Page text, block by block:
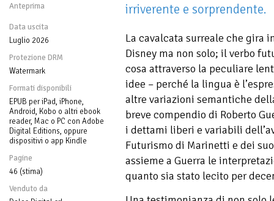
Anteprima
Data uscita
Luglio 2026
Protezione DRM
Watermark
Formati disponibili
EPUB per iPad, iPhone,
Android, Kobo o altri ebook
reader, Mac o PC con Adobe
Digital Editions, oppure
dispositivi o app Kindle
Pagine
46 (stima)
Venduto da
irriverente e sorprendente.
La cavalcata surreale che gira
Disney ma non solo; il verbo
cosa attraverso la peculiare
idee – perché la lingua è
altre variazioni semantiche
breve compendio di Roberto
i dettami liberi e variabili
Futurismo di Marinetti e dei
assieme a Guerra le
quanto sia stato lecito per